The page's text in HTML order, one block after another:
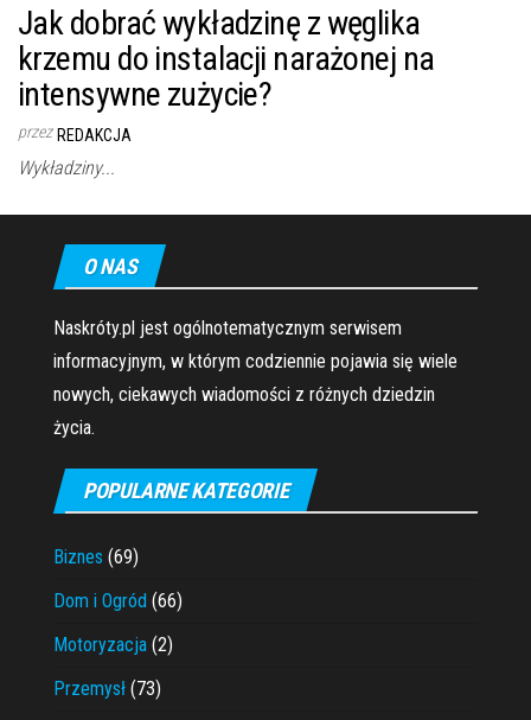
Jak dobrać wykładzinę z węglika
krzemu do instalacji narażonej na
intensywne zużycie?
przez REDAKCJA
Wykładziny...
O NAS
Naskróty.pl jest ogólnotematycznym serwisem
informacyjnym, w którym codziennie pojawia się wiele
nowych, ciekawych wiadomości z różnych dziedzin
życia.
POPULARNE KATEGORIE
Biznes (69)
Dom i Ogród (66)
Motoryzacja (2)
Przemysł (73)